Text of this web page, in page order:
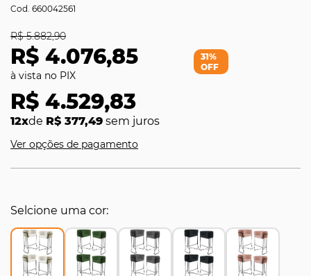
660042561
R$ 4.076,85
R$ 5.882,90
R$ 4.529,83
12xde R$ 377,49 sem juros
31%
OFF
Ver opções de pagamento
Selcione uma cor